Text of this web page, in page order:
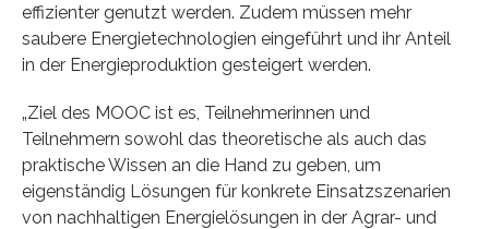
effizienter genutzt werden. Zudem müssen mehr
saubere Energietechnologien eingeführt und ihr Anteil
in der Energieproduktion gesteigert werden.
„Ziel des MOOC ist es, Teilnehmerinnen und
Teilnehmern sowohl das theoretische als auch das
praktische Wissen an die Hand zu geben, um
eigenständig Lösungen für konkrete Einsatzszenarien
von nachhaltigen Energielösungen in der Agrar- und